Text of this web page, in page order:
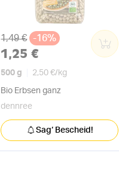
Alter Preis
1,49 € -16%
1,25 €
500 g 2,50 €/ kg
Bio Erbsen ganz
0
dennree
Sag‘ Bescheid!